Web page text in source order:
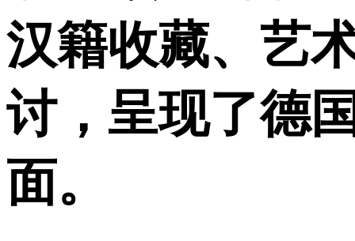
汉籍收藏、艺
讨，呈现了德
面。